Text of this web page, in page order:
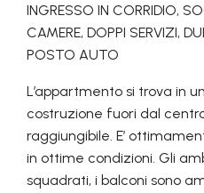
INGRESSO IN CORRIDIO,
CAMERE, DOPPI SERVIZI,
POSTO AUTO
L’appartmento si trova in
costruzione fuori dal
raggiungibile. E’
in ottime condizioni. Gli
squadrati, i balconi sono